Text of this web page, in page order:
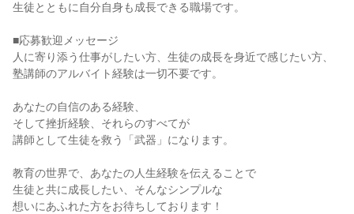
生徒とともに自分自身も成長できる職場です。
■応募歓迎メッセージ
人に寄り添う仕事がしたい方、生徒の成長を身近で感じたい方、
塾講師のアルバイト経験は一切不要です。
あなたの自信のある経験、
そして挫折経験、それらのすべてが
講師として生徒を救う「武器」になります。
教育の世界で、あなたの人生経験を伝えることで
生徒と共に成長したい、そんなシンプルな
想いにあふれた方をお待ちしております！